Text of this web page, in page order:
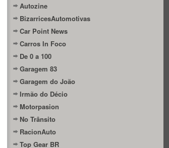
Autozine
BizarricesAutomotivas
Car Point News
Carros In Foco
De 0 a 100
Garagem 83
Garagem do João
Irmão do Décio
Motorpasion
No Trânsito
RacionAuto
Top Gear BR